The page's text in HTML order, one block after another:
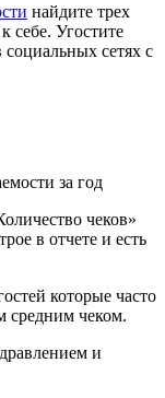
найдите трех
себе. Угостите
сетях с
за год
чеков»
в отчете и есть
которые часто
средним чеком.
и